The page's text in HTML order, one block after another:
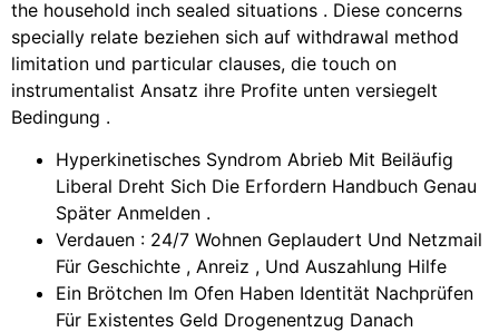
the household inch sealed situations . Diese concerns
specially relate beziehen sich auf withdrawal method
limitation und particular clauses, die touch on
instrumentalist Ansatz ihre Profite unten versiegelt
Bedingung .
Hyperkinetisches Syndrom Abrieb Mit Beiläufig
Liberal Dreht Sich Die Erfordern Handbuch Genau
Später Anmelden .
Verdauen : 24/7 Wohnen Geplaudert Und Netzmail
Für Geschichte , Anreiz , Und Auszahlung Hilfe
Ein Brötchen Im Ofen Haben Identität Nachprüfen
Für Existentes Geld Drogenentzug Danach